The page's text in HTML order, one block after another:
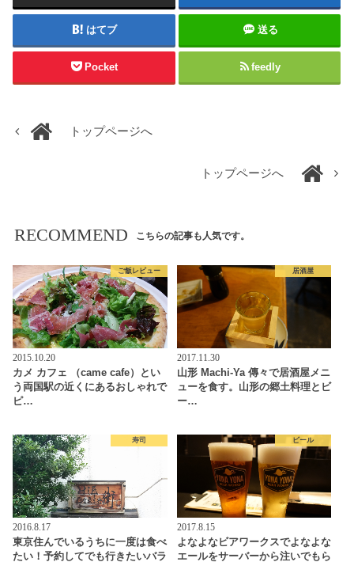
はてブ 送る
Pocket feedly
トップページへ
トップページへ
RECOMMEND こちらの記事も人気です。
ご飯レビュー
2015.10.20
カメ カフェ （came cafe）とい
う両国駅の近くにあるおしゃれで
ピ…
居酒屋
2017.11.30
山形 Machi-Ya 傳々で居酒屋メニ
ューを食す。山形の郷土料理とビ
ー…
寿司
2016.8.17
東京住んでいるうちに一度は食べ
たい！予約してでも行きたいバラ
ビール
2017.8.15
よなよなビアワークスでよなよな
エールをサーバーから注いでもら